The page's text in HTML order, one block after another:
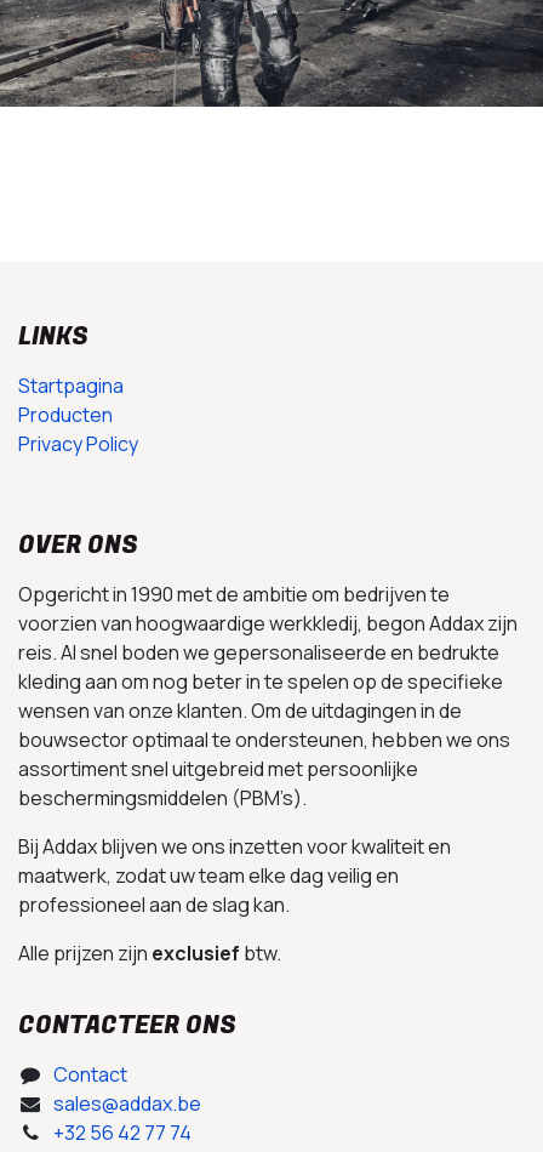
LINKS
Startpagina
Producten
Privacy Policy
OVER ONS
Opgericht in 1990 met de ambitie om bedrijven te
voorzien van hoogwaardige werkkledij, begon Addax zijn
reis. Al snel boden we gepersonaliseerde en bedrukte
kleding aan om nog beter in te spelen op de specifieke
wensen van onze klanten. Om de uitdagingen in de
bouwsector optimaal te ondersteunen, hebben we ons
assortiment snel uitgebreid met persoonlijke
beschermingsmiddelen (PBM’s).
Bij Addax blijven we ons inzetten voor kwaliteit en
maatwerk, zodat uw team elke dag veilig en
professioneel aan de slag kan.
Alle prijzen zijn exclusief btw.
CONTACTEER ONS
Contact
sales@addax.be
+32 56 42 77 74